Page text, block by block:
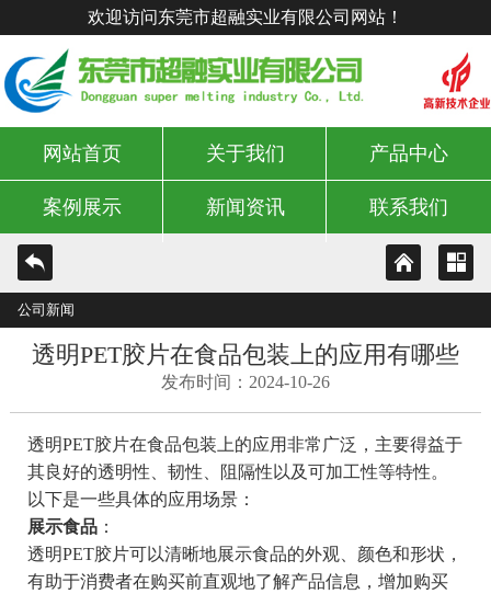
欢迎访问东莞市超融实业有限公司网站！
网站首页 关于我们 产品中心
案例展示 新闻资讯 联系我们
公司新闻
透明PET胶片在食品包装上的应用有哪些
发布时间：2024-10-26
透明PET胶片在食品包装上的应用非常广泛，主要得益于
其良好的透明性、韧性、阻隔性以及可加工性等特性。
以下是一些具体的应用场景：
展示食品：
透明PET胶片可以清晰地展示食品的外观、颜色和形状，
有助于消费者在购买前直观地了解产品信息，增加购买